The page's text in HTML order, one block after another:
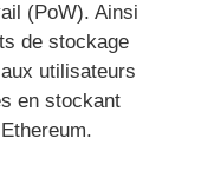
(PoW). Ainsi
de stockage
utilisateurs
en stockant